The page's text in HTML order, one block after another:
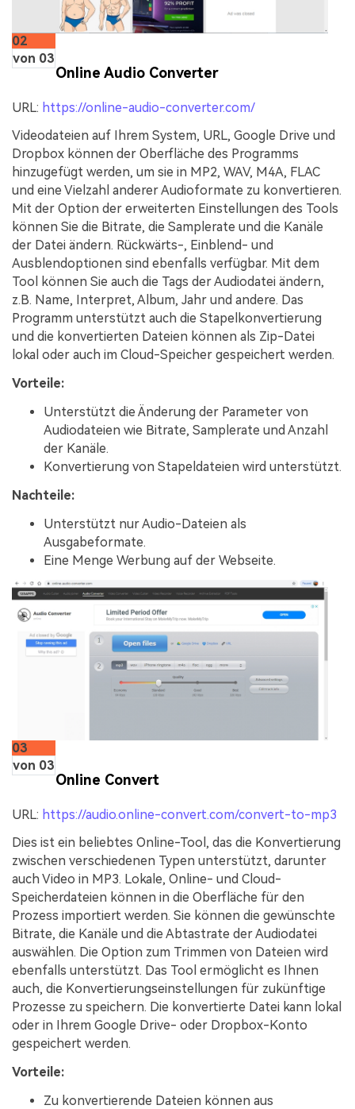
02
von 03
Online Audio Converter
URL: https://online-audio-converter.com/
Videodateien auf Ihrem System, URL, Google Drive und
Dropbox können der Oberfläche des Programms
hinzugefügt werden, um sie in MP2, WAV, M4A, FLAC
und eine Vielzahl anderer Audioformate zu konvertieren.
Mit der Option der erweiterten Einstellungen des Tools
können Sie die Bitrate, die Samplerate und die Kanäle
der Datei ändern. Rückwärts-, Einblend- und
Ausblendoptionen sind ebenfalls verfügbar. Mit dem
Tool können Sie auch die Tags der Audiodatei ändern,
z.B. Name, Interpret, Album, Jahr und andere. Das
Programm unterstützt auch die Stapelkonvertierung
und die konvertierten Dateien können als Zip-Datei
lokal oder auch im Cloud-Speicher gespeichert werden.
Vorteile:
Unterstützt die Änderung der Parameter von
Audiodateien wie Bitrate, Samplerate und Anzahl
der Kanäle.
Konvertierung von Stapeldateien wird unterstützt.
Nachteile:
Unterstützt nur Audio-Dateien als
Ausgabeformate.
Eine Menge Werbung auf der Webseite.
03
von 03
Online Convert
URL: https://audio.online-convert.com/convert-to-mp3
Dies ist ein beliebtes Online-Tool, das die Konvertierung
zwischen verschiedenen Typen unterstützt, darunter
auch Video in MP3. Lokale, Online- und Cloud-
Speicherdateien können in die Oberfläche für den
Prozess importiert werden. Sie können die gewünschte
Bitrate, die Kanäle und die Abtastrate der Audiodatei
auswählen. Die Option zum Trimmen von Dateien wird
ebenfalls unterstützt. Das Tool ermöglicht es Ihnen
auch, die Konvertierungseinstellungen für zukünftige
Prozesse zu speichern. Die konvertierte Datei kann lokal
oder in Ihrem Google Drive- oder Dropbox-Konto
gespeichert werden.
Vorteile:
Zu konvertierende Dateien können aus